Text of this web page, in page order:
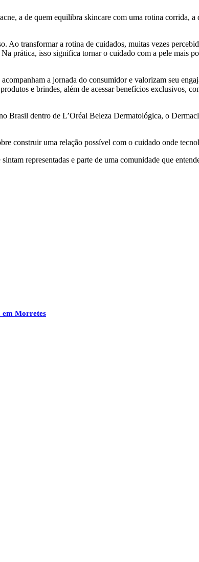
a de quem equilibra skincare com uma rotina corrida,
Ao transformar a rotina de cuidados, muitas vezes
prática, isso significa tornar o cuidado com a pele mais
a jornada do consumidor e valorizam seu
e brindes, além de acessar benefícios exclusivos,
dentro de L’Oréal Beleza Dermatológica, o
construir uma relação possível com o cuidado onde
representadas e parte de uma comunidade que
em Morretes